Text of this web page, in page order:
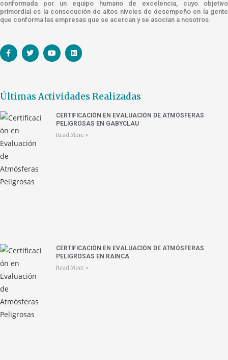
conformada por un equipo humano de excelencia, cuyo objetivo
primordial es la consecución de altos niveles de desempeño en la gente
que conforma las empresas que se acercan y se asocian a nosotros.
Últimas Actividades Realizadas
CERTIFICACIÓN EN EVALUACIÓN DE ATMÓSFERAS
PELIGROSAS EN GABYCLAU
Read More »
CERTIFICACIÓN EN EVALUACIÓN DE ATMÓSFERAS
PELIGROSAS EN RAINCA
Read More »